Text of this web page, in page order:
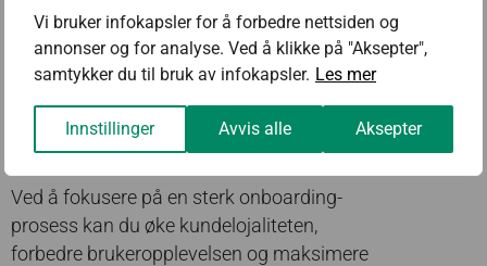
Vi bruker infokapsler for å forbedre nettsiden og
annonser og for analyse. Ved å klikke på "Aksepter",
samtykker du til bruk av infokapsler. Les mer
Innstillinger Avvis alle Aksepter
behov.
– Bruk data for å måle fremdrift og
suksess.
– Juster prosessen basert på
tilbakemeldinger.
Ved å fokusere på en sterk onboarding-
prosess kan du øke kundelojaliteten,
forbedre brukeropplevelsen og maksimere